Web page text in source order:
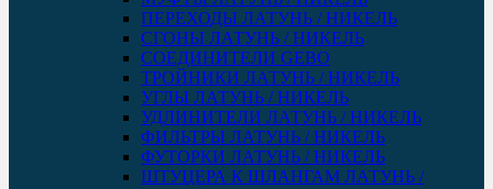
ПЕРЕХОДЫ ЛАТУНЬ / НИКЕЛЬ
СГОНЫ ЛАТУНЬ / НИКЕЛЬ
СОЕДИНИТЕЛИ GEBO
ТРОЙНИКИ ЛАТУНЬ / НИКЕЛЬ
УГЛЫ ЛАТУНЬ / НИКЕЛЬ
УДЛИНИТЕЛИ ЛАТУНЬ / НИКЕЛЬ
ФИЛЬТРЫ ЛАТУНЬ / НИКЕЛЬ
ФУТОРКИ ЛАТУНЬ / НИКЕЛЬ
ШТУЦЕРА К ШЛАНГАМ ЛАТУНЬ /